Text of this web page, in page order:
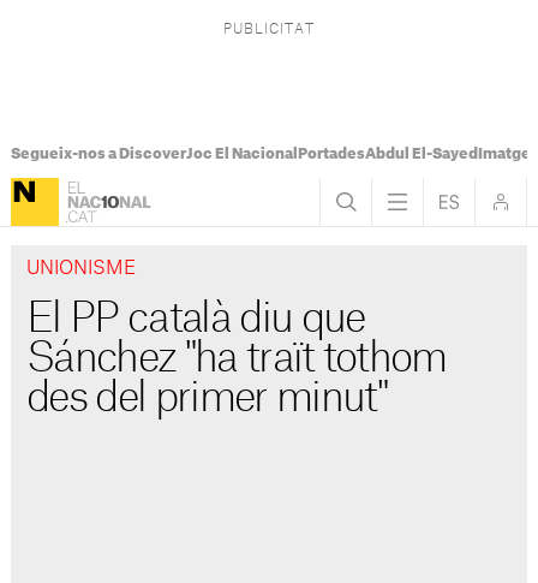
Segueix-nos a DiscoverJoc El Nacional PortadesAbdul El-Sayed
UNIONISME
El PP català diu que
Sánchez "ha traït tothom
des del primer minut"